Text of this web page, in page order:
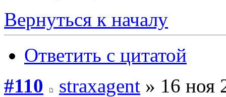
Вернуться к началу
Ответить с цитатой
#110
straxagent » 16 ноя